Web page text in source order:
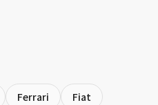
Ferrari
Fiat